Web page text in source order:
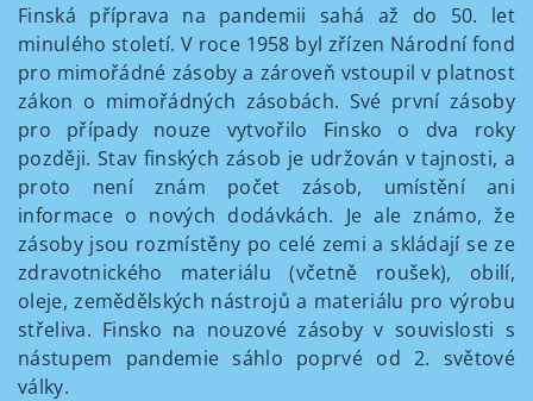
Finská příprava na pandemii sahá až do 50. let
minulého století. V roce 1958 byl zřízen Národní fond
pro mimořádné zásoby a zároveň vstoupil v platnost
zákon o mimořádných zásobách. Své první zásoby
pro případy nouze vytvořilo Finsko o dva roky
později. Stav finských zásob je udržován v tajnosti, a
proto není znám počet zásob, umístění ani
informace o nových dodávkách. Je ale známo, že
zásoby jsou rozmístěny po celé zemi a skládají se ze
zdravotnického materiálu (včetně roušek), obilí,
oleje, zemědělských nástrojů a materiálu pro výrobu
střeliva. Finsko na nouzové zásoby v souvislosti s
nástupem pandemie sáhlo poprvé od 2. světové
války.